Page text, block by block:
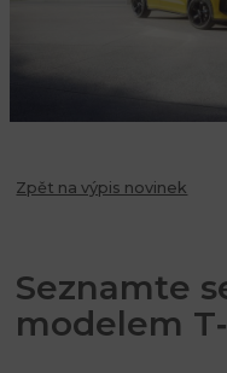
Volkswagen
Skladové vozy
Zvýhodněné servisní
Fleetové centrum
Operativní leasing
Zpět na výpis novinek
Seznamte
modelem